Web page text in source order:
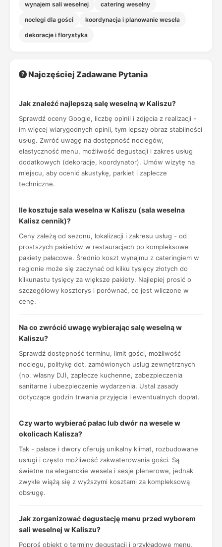
wynajem sali weselnej catering weselny
noclegi dla gości koordynacja i planowanie wesela
dekoracje i florystyka
Najczęściej Zadawane Pytania
Jak znaleźć najlepszą salę weselną w Kaliszu?
Sprawdź oceny Google, liczbę opinii i zdjęcia z realizacji -
im więcej wiarygodnych opinii, tym lepszy obraz stabilności
usług. Zwróć uwagę na dostępność noclegów,
elastyczność menu, możliwość degustacji i zakres usług
dodatkowych (dekoracje, koordynator). Umów wizytę na
miejscu, aby ocenić akustykę, parkiet i zaplecze
techniczne.
Ile kosztuje sala weselna w Kaliszu (sala weselna
Kalisz cennik)?
Ceny zależą od sezonu, lokalizacji i zakresu usług - od
prostszych pakietów w restauracjach po kompleksowe
pakiety pałacowe. Średnio koszt wynajmu z cateringiem w
regionie może się zaczynać od kilku tysięcy złotych do
kilkunastu tysięcy za większe pakiety. Najlepiej prosić o
szczegółowy kosztorys i porównać, co jest wliczone w
cenę.
Na co zwrócić uwagę wybierając salę weselną w
Kaliszu?
Sprawdź dostępność terminu, limit gości, możliwość
noclegu, politykę dot. zamówionych usług zewnętrznych
(np. własny DJ), zaplecze kuchenne, zabezpieczenia
sanitarne i ubezpieczenie wydarzenia. Ustal zasady
dotyczące godzin trwania przyjęcia i ewentualnych dopłat.
Czy warto wybierać pałac lub dwór na wesele w
okolicach Kalisza?
Tak - pałace i dwory oferują unikalny klimat, rozbudowane
usługi i często możliwość zakwaterowania gości. Są
świetne na eleganckie wesela i sesje plenerowe, jednak
zwykle wiążą się z wyższymi kosztami za kompleksową
obsługę.
Jak zorganizować degustację menu przed wyborem
sali weselnej w Kaliszu?
Poproś obiekt o terminy degustacji i przykładowe menu,